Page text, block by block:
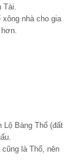
nhà cho gia
Lộ Bàng Thổ (đất
là Thổ, nên